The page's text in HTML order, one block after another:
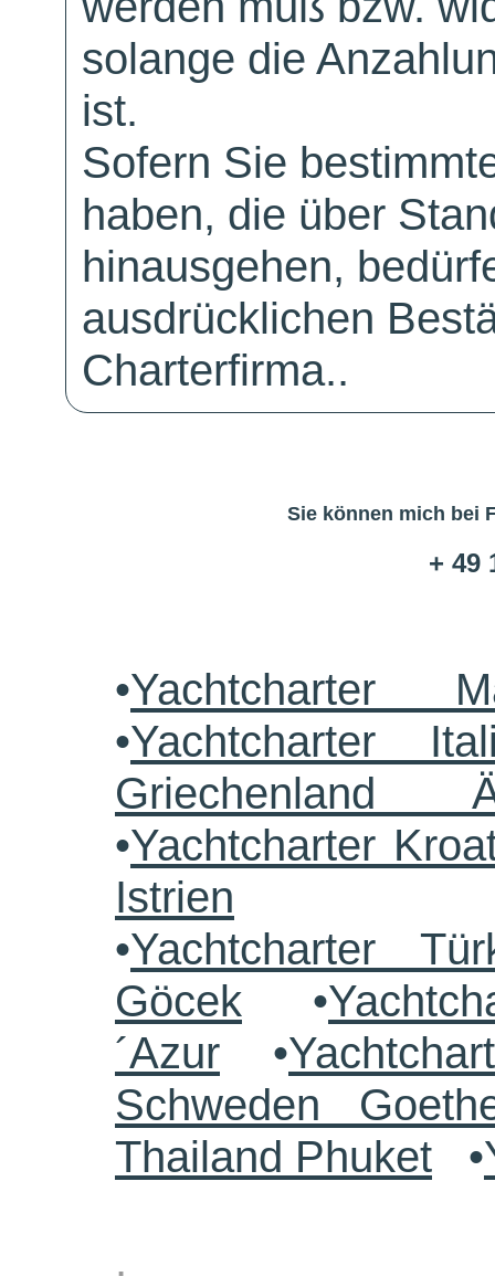
solange die
ist.
Sofern Sie
haben, die über
hinausgehen,
ausdrücklichen
Charterfirma..
Sie können mich bei
+ 49
•Yachtcharter
•Yachtcharter
Griechenland
•Yachtcharter
Istrien
•Yachtcharter
Göcek •
´Azur •
Schweden
Thailand Phuket •
.